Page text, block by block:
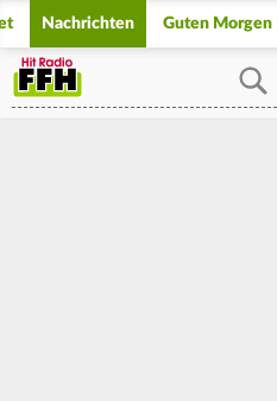
Nachrichten Guten Morgen